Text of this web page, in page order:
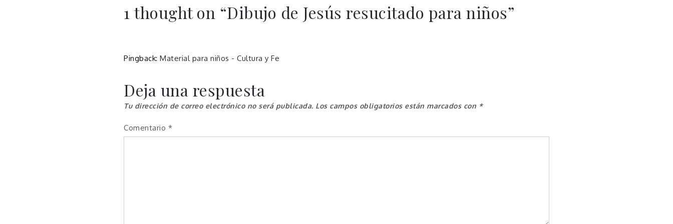
entradas
1 thought on “Dibujo de Jesús resucitado para niños”
Pingback: Material para niños - Cultura y Fe
Deja una respuesta
Tu dirección de correo electrónico no será publicada. Los campos obligatorios están marcados con *
Comentario *